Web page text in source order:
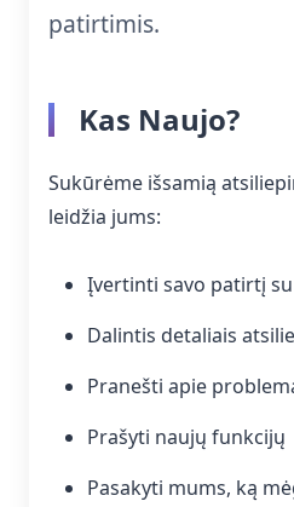
patirtimis.
Kas Naujo?
Sukūrėme išsamią
leidžia jums:
Įvertinti savo patirtį
Dalintis detaliais
Pranešti apie
Prašyti naujų funkcijų
Pasakyti mums, ką